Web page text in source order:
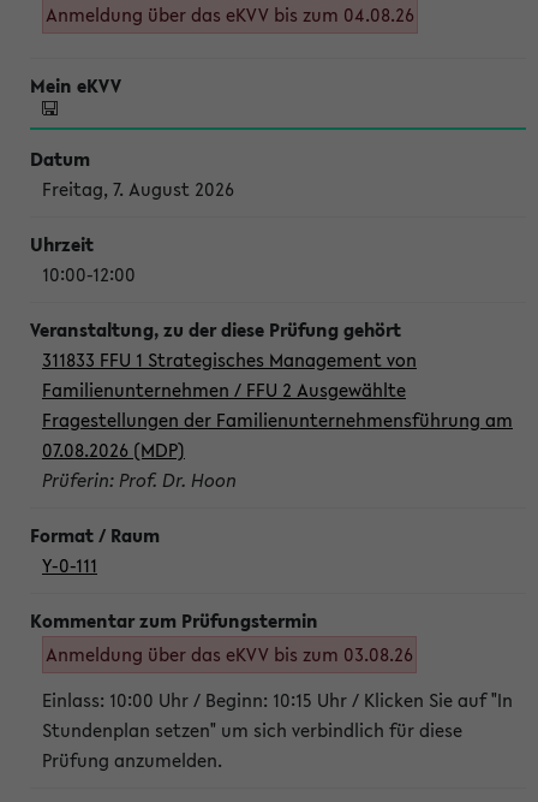
Anmeldung über das eKVV bis zum 04.08.26
Freitag, 7. August 2026
10:00-12:00
311833 FFU 1 Strategisches Management von
Familienunternehmen / FFU 2 Ausgewählte
Fragestellungen der Familienunternehmensführung am
07.08.2026 (MDP)
Prüferin: Prof. Dr. Hoon
Y-0-111
Anmeldung über das eKVV bis zum 03.08.26
Einlass: 10:00 Uhr / Beginn: 10:15 Uhr / Klicken Sie auf "In
Stundenplan setzen" um sich verbindlich für diese
Prüfung anzumelden.